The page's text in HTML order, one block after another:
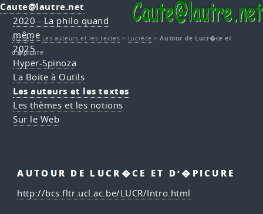
Caute@lautre.net
2020 - La philo quand
même
2025
Hyper-Spinoza
La Boite à Outils
Les auteurs et les textes
Les thèmes et les notions
Sur le Web
Accueil> Les auteurs et les textes > Lucrèce >Autour de Lucr�ce et
d’�picure
AUTOUR DE LUCR�CE ET D’�PICURE
http://bcs.fltr.ucl.ac.be/LUCR/Intro.html